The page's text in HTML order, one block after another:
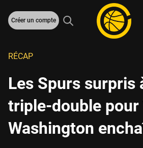
Créer un compte
RÉCAP
Les Spurs surpris
triple-double pour
Washington